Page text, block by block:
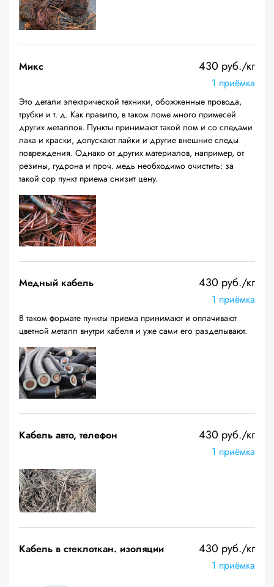
Микс 430 руб./кг
1 приёмка
Это детали электрической техники, обожженные провода,
трубки и т. д. Как правило, в таком ломе много примесей
других металлов. Пункты принимают такой лом и со следами
лака и краски, допускают пайки и другие внешние следы
повреждения. Однако от других материалов, например, от
резины, гудрона и проч. медь необходимо очистить: за
такой сор пункт приема снизит цену.
Медный кабель 430 руб./кг
1 приёмка
В таком формате пункты приема принимают и оплачивают
цветной металл внутри кабеля и уже сами его разделывают.
Кабель авто, телефон 430 руб./кг
1 приёмка
Кабель в стеклоткан. изоляции 430 руб./кг
1 приёмка